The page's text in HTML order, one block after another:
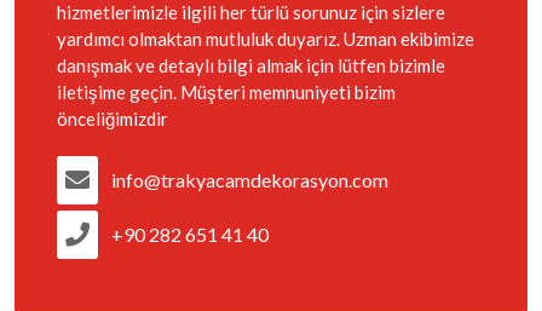
hizmetlerimizle ilgili her türlü sorunuz için sizlere
yardımcı olmaktan mutluluk duyarız. Uzman ekibimize
danışmak ve detaylı bilgi almak için lütfen bizimle
iletişime geçin. Müşteri memnuniyeti bizim
önceliğimizdir
info@trakyacamdekorasyon.com
+90 282 651 41 40